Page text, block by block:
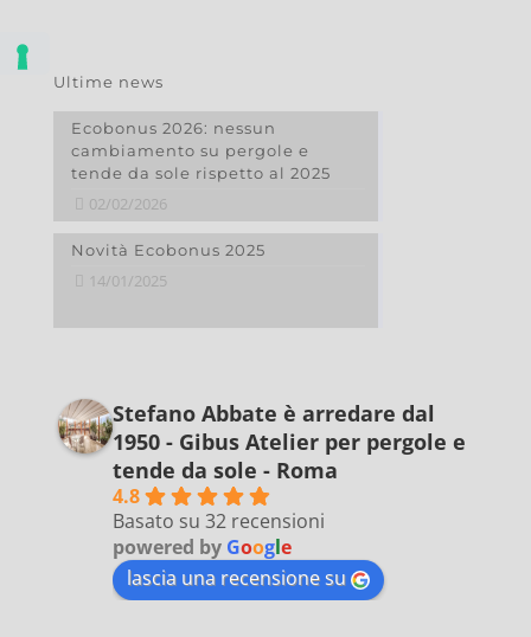
Ultime news
Ecobonus 2026: nessun
cambiamento su pergole e
tende da sole rispetto al 2025
02/02/2026
Novità Ecobonus 2025
14/01/2025
Stefano Abbate è arredare dal
1950 - Gibus Atelier per pergole e
tende da sole - Roma
4.8
Basato su 32 recensioni
powered by Google
lascia una recensione su